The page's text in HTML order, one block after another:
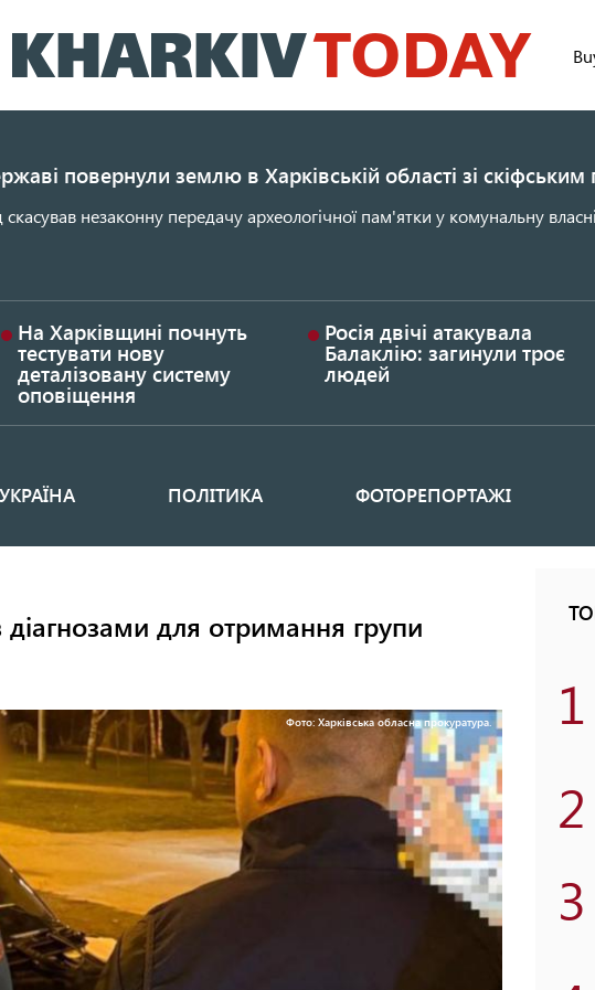
до
основного
повернули землю в Харківській області зі
скасував незаконну передачу археологічної пам'ятки у комунальну
На Харківщині почнуть
тестувати нову
деталізовану систему
оповіщення
Росія двічі атакувала
Балаклію: загинули троє
людей
УКРАЇНА ПОЛІТИКА ФОТОРЕПОРТАЖІ
діагнозами для отримання групи
Фото: Харківська обласна прокуратура. 1
2
3